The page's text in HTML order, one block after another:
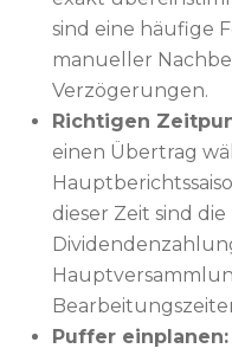
sind eine häufige
manueller
Verzögerungen.
Richtigen
einen Übertrag
dieser Zeit sind
Puffer einplanen: